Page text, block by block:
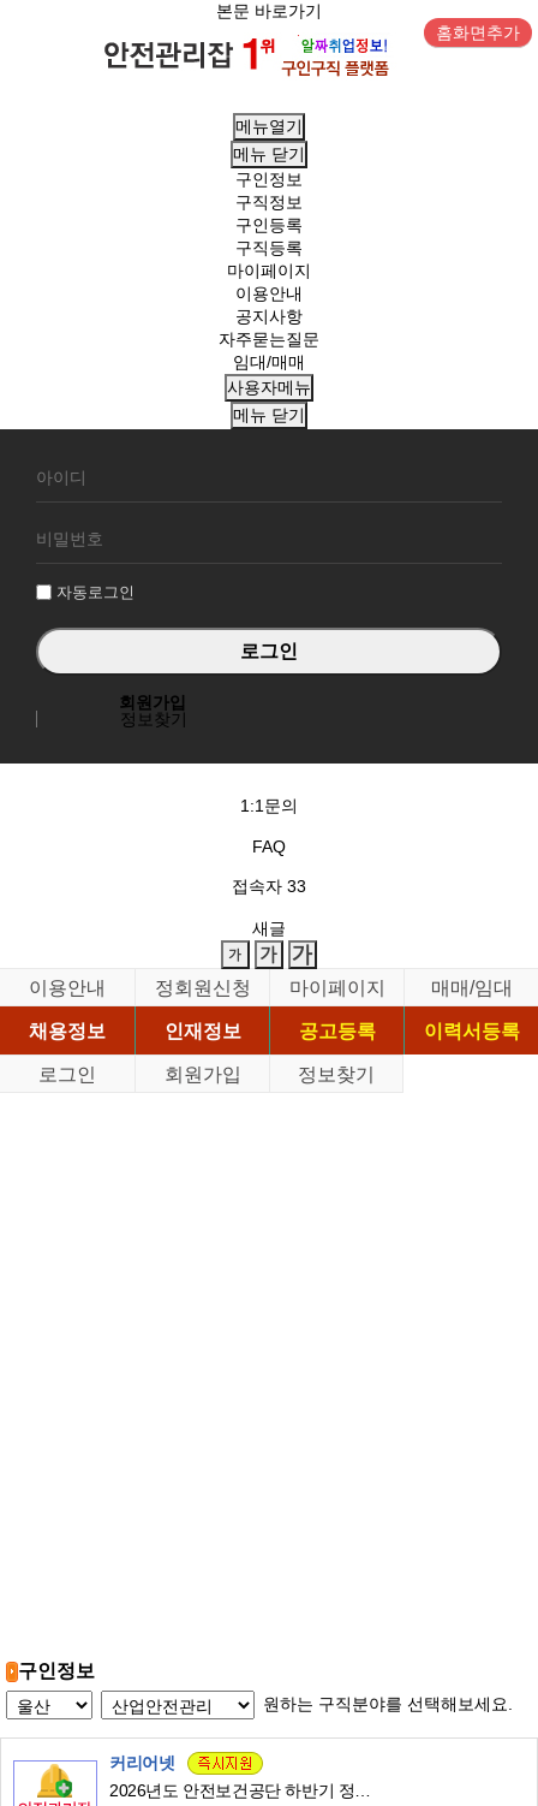
본문 바로가기
홈화면추가
메뉴열기
메뉴 닫기
구인정보
구직정보
구인등록
구직등록
마이페이지
이용안내
공지사항
자주묻는질문
임대/매매
사용자메뉴
메뉴 닫기
원
그
자동로그인
회원가입
정보찾기
1:1문의
FAQ
접속자 33
새글
이용안내 정회원신청 마이페이지
매매/임대
채용정보
인재정보 공고등록
이력서등록
로그인
회원가입 정보찾기
구인정보
원하는 구직분야를 선택해보세요.
커리어넷